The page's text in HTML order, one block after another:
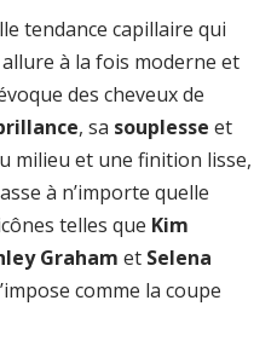
tendance capillaire qui
à la fois moderne et
des cheveux de
, sa souplesse et
milieu et une finition lisse,
à n’importe quelle
telles que Kim
Graham et Selena
comme la coupe